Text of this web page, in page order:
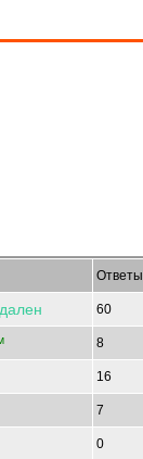
Ответы
60
8
16
7
0